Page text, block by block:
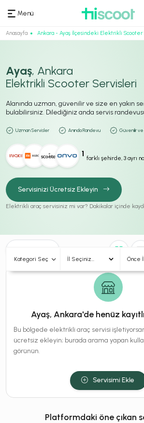
Menü
Anasayfa Ankara - Ayaş İlçesindeki Elektrikli
Ayaş, Ankara
Elektrikli Scooter Servisleri
Alanında uzman, güvenilir ve size en yakın
bulabilirsiniz. Dilediğiniz anda servis
Uzman Servisler Anında Randevu Güvenilir ve
1 farklı şehirde, 3 ayrı
Servisinizi Ücretsiz Ekleyin
Elektrikli araç servisiniz mi var? Dakikalar içinde
Kategori Seç
Ayaş, Ankara'de henüz
Bu bölgede elektrikli araç servisi
ücretsiz ekleyin; burada arama yapan
görünün.
Servisimi Ekle
Platformdaki öne çıkan